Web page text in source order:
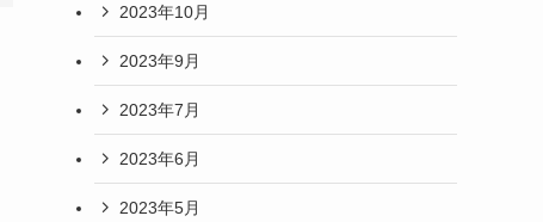
2023年10月
2023年9月
2023年7月
2023年6月
2023年5月